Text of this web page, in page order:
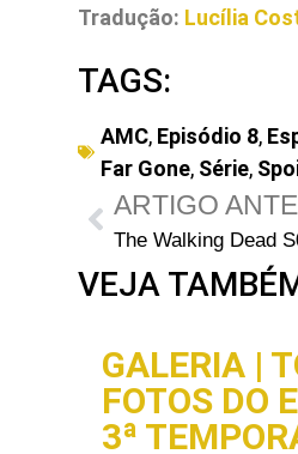
Tradução: Lucília
TAGS:
AMC, Episódio 8,
Far Gone, Série,
ARTIGO
VEJA
GALERIA |
FOTOS DO
3ª